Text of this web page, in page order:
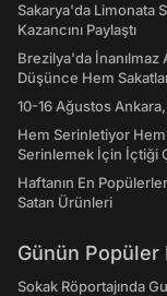
Sakarya'da Limonata
Kazancını Paylaştı
Brezilya'da İnanılmaz
Düşünce Hem
10-16 Ağustos
Hem Serinletiyor Hem
Serinlemek İçin İçtiği
Haftanın En
Satan Ürünleri
Günün Popüler
Sokak Röportajında